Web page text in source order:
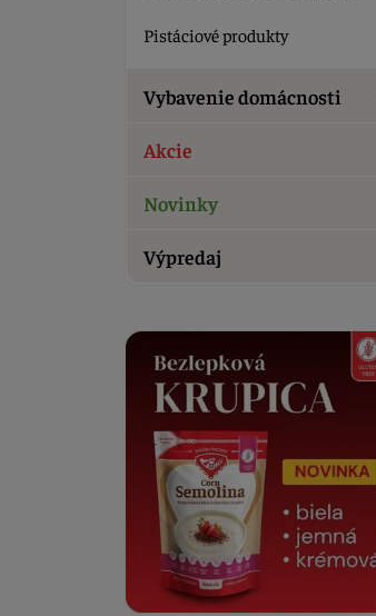
Pistáciové produkty
Vybavenie domácnosti
Akcie
Novinky
Výpredaj